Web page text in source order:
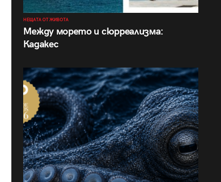
НЕЩАТА ОТ ЖИВОТА
Между морето и сюрреализма:
Кадакес